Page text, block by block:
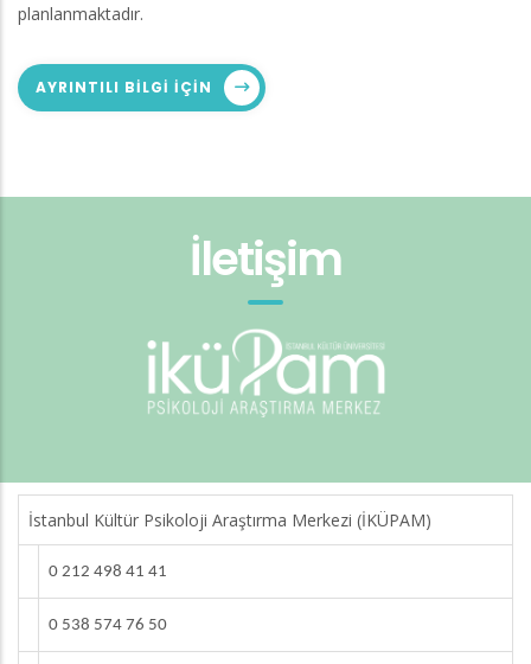
planlanmaktadır.
AYRINTILI BILGI IÇIN
İletişim
İstanbul Kültür Psikoloji Araştırma Merkezi (İKÜPAM)
0 212 498 41 41
0 538 574 76 50